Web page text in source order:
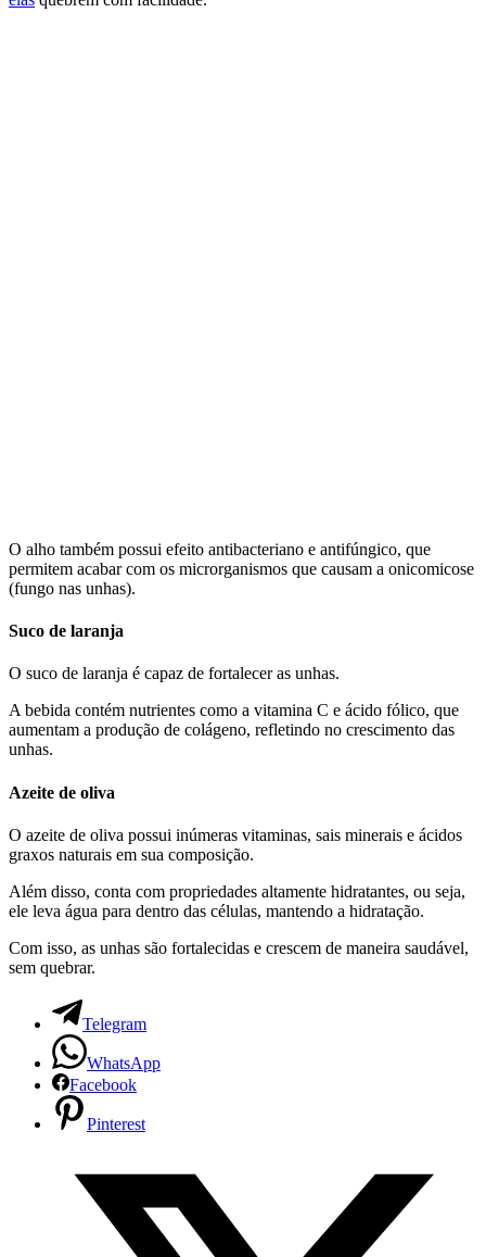
O alho também possui efeito antibacteriano e antifúngico, que
permitem acabar com os microrganismos que causam a onicomicose
(fungo nas unhas).
Suco de laranja
O suco de laranja é capaz de fortalecer as unhas.
A bebida contém nutrientes como a vitamina C e ácido fólico, que
aumentam a produção de colágeno, refletindo no crescimento das
unhas.
Azeite de oliva
O azeite de oliva possui inúmeras vitaminas, sais minerais e ácidos
graxos naturais em sua composição.
Além disso, conta com propriedades altamente hidratantes, ou seja,
ele leva água para dentro das células, mantendo a hidratação.
Com isso, as unhas são fortalecidas e crescem de maneira saudável,
sem quebrar.
Telegram
WhatsApp
Facebook
Pinterest